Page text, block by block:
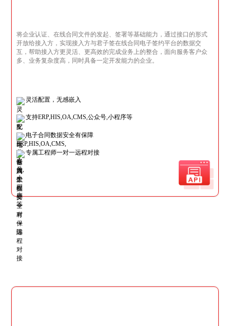
将企业认证、在线合同文件的发起、签署等基础能力，通过接口的形式
开放给接入方，实现接入方与君子签在线合同电子签约平台的数据交
互，帮助接入方更灵活、更高效的完成业务上的整合，面向服务客户众
多、业务复杂度高，同时具备一定开发能力的企业。
灵活配置，无感嵌入
支持ERP,HIS,OA,CMS,公众号,小程序等
电子合同数据安全有保障
专属工程师一对一远程对接